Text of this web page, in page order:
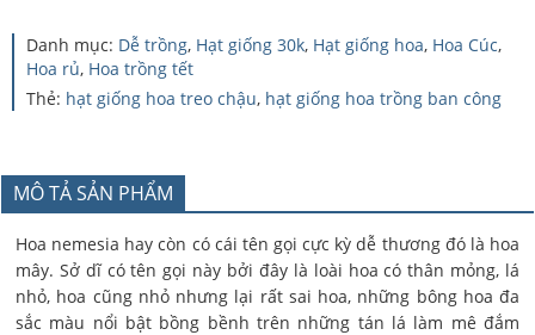
Danh mục: Dễ trồng, Hạt giống 30k, Hạt giống hoa, Hoa Cúc,
Hoa rủ, Hoa trồng tết
Thẻ: hạt giống hoa treo chậu, hạt giống hoa trồng ban công
MÔ TẢ SẢN PHẨM
Hoa nemesia hay còn có cái tên gọi cực kỳ dễ thương đó là hoa
mây. Sở dĩ có tên gọi này bởi đây là loài hoa có thân mỏng, lá
nhỏ, hoa cũng nhỏ nhưng lại rất sai hoa, những bông hoa đa
sắc màu nổi bật bồng bềnh trên những tán lá làm mê đắm